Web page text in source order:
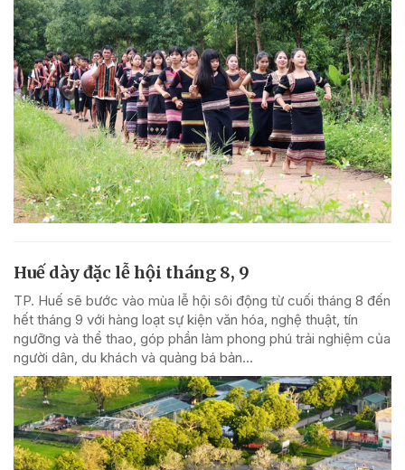
Huế dày đặc lễ hội tháng 8, 9
TP. Huế sẽ bước vào mùa lễ hội sôi động từ cuối tháng 8 đến
hết tháng 9 với hàng loạt sự kiện văn hóa, nghệ thuật, tín
ngưỡng và thể thao, góp phần làm phong phú trải nghiệm của
người dân, du khách và quảng bá bản...